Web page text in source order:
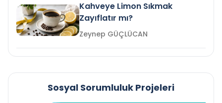
Kahveye Limon Sıkmak
Zayıflatır mı?
Zeynep GÜÇLÜCAN
Sosyal Sorumluluk Projeleri